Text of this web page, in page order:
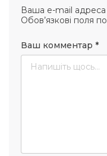
Ваша e-mail
Обов’язкові поля
Ваш комментар *